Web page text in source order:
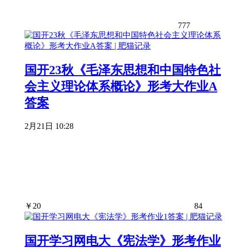
777
国开23秋《毛泽东思想和中国特色社
会主义理论体系概论》形考大作业A
答案
2月21日 10:28
￥ 20 84
国开学习网电大《宪法学》形考作业